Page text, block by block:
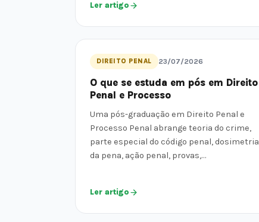
Ler artigo
DIREITO PENAL 23/07/2026
O que se estuda em pós em Direito
Penal e Processo
Uma pós-graduação em Direito Penal e
Processo Penal abrange teoria do crime,
parte especial do código penal, dosimetria
da pena, ação penal, provas,…
Ler artigo